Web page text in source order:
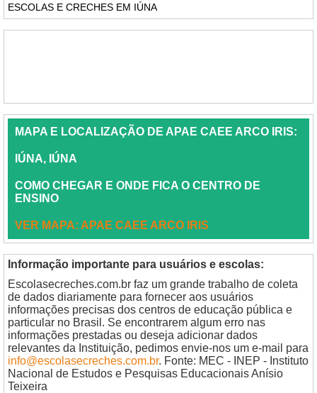
ESCOLAS E CRECHES EM IÚNA
MAPA E LOCALIZAÇÃO DE APAE CAEE ARCO IRIS:
IÚNA, IÚNA
COMO CHEGAR E ONDE FICA O CENTRO DE
ENSINO
VER MAPA: APAE CAEE ARCO IRIS
Informação importante para usuários e escolas:
Escolasecreches.com.br faz um grande trabalho de coleta
de dados diariamente para fornecer aos usuários
informações precisas dos centros de educação pública e
particular no Brasil. Se encontrarem algum erro nas
informações prestadas ou deseja adicionar dados
relevantes da Instituição, pedimos envie-nos um e-mail para
info@escolasecreches.com.br. Fonte: MEC - INEP - Instituto
Nacional de Estudos e Pesquisas Educacionais Anísio
Teixeira